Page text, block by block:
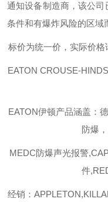
通知设备制造商，该公
条件和有爆炸风险的区域
标价为统一价，实际价格
EATON CROUSE-HINDS
EATON伊顿产品涵盖：
防爆
MEDC防爆声光报警
件
经销：